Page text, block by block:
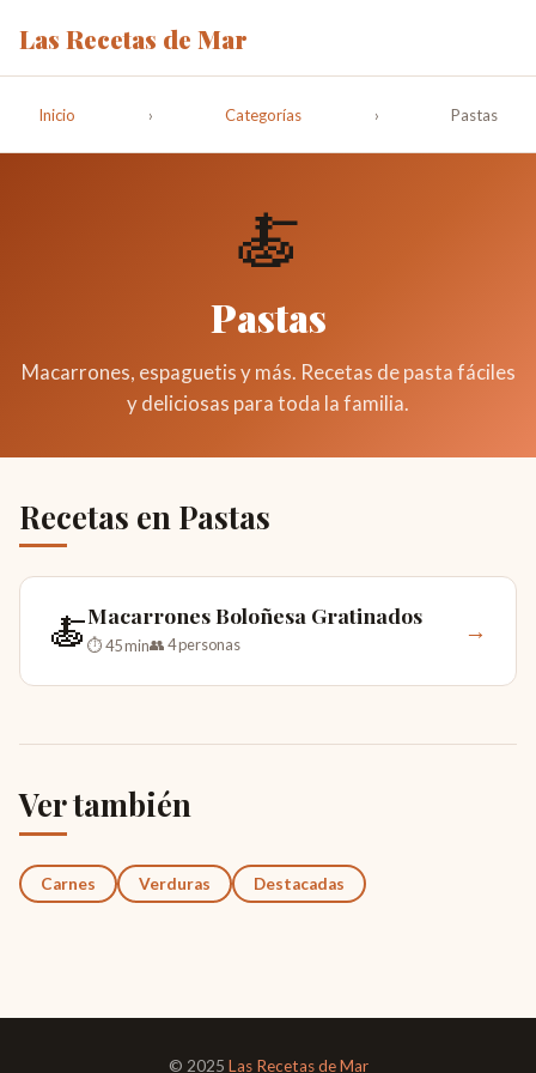
Las Recetas de Mar
Inicio › Categorías › Pastas
🍝
Pastas
Macarrones, espaguetis y más. Recetas de pasta fáciles
y deliciosas para toda la familia.
Recetas en Pastas
🍝Macarrones Boloñesa Gratinados
⏱ 45 min👥 4 personas →
Ver también
Carnes Verduras Destacadas
© 2025 Las Recetas de Mar